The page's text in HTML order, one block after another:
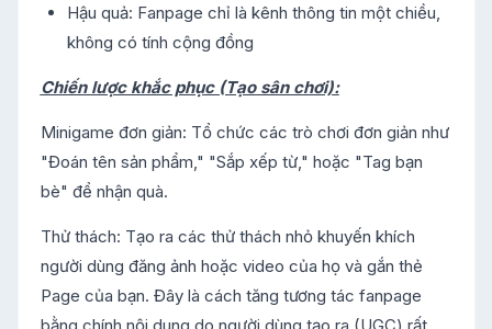
Hậu quả: Fanpage chỉ là kênh thông tin một chiều,
không có tính cộng đồng
Chiến lược khắc phục (Tạo sân chơi):
Minigame đơn giản: Tổ chức các trò chơi đơn giản như
"Đoán tên sản phẩm," "Sắp xếp từ," hoặc "Tag bạn
bè" để nhận quà.
Thử thách: Tạo ra các thử thách nhỏ khuyến khích
người dùng đăng ảnh hoặc video của họ và gắn thẻ
Page của bạn. Đây là cách tăng tương tác fanpage